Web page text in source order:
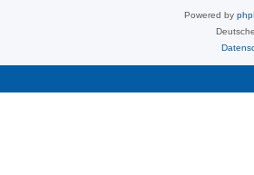
Powered by